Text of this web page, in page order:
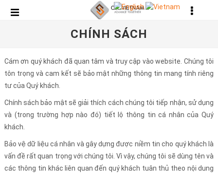
CHÍNH SÁCH
Cám ơn quý khách đã quan tâm và truy cập vào website. Chúng tôi
tôn trọng và cam kết sẽ bảo mật những thông tin mang tính riêng
tư của Quý khách.
Chính sách bảo mật sẽ giải thích cách chúng tôi tiếp nhận, sử dụng
và (trong trường hợp nào đó) tiết lộ thông tin cá nhân của Quý
khách.
Bảo vệ dữ liệu cá nhân và gây dựng được niềm tin cho quý khách là
vấn đề rất quan trọng với chúng tôi. Vì vậy, chúng tôi sẽ dùng tên và
các thông tin khác liên quan đến quý khách tuân thủ theo nội dung